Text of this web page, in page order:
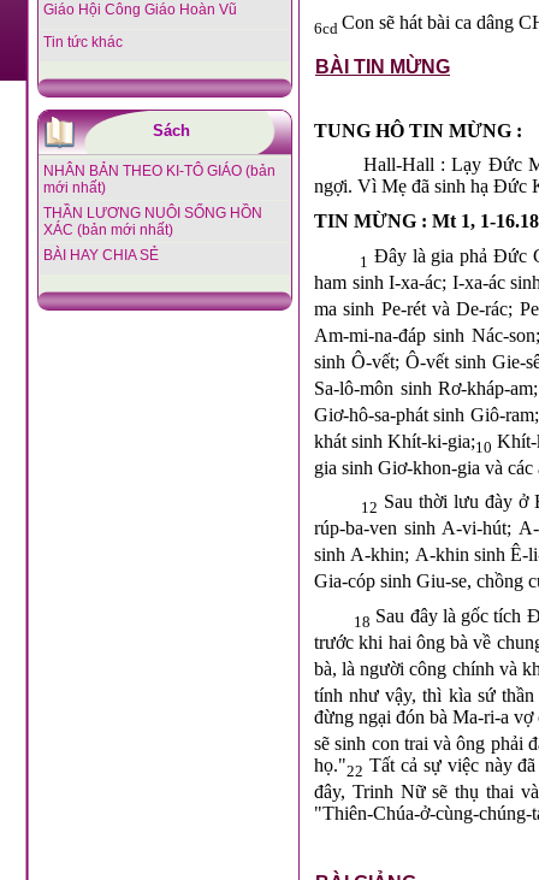
Giáo Hội Công Giáo Hoàn Vũ
Tin tức khác
Sách
NHÂN BẢN THEO KI-TÔ GIÁO (bản
mới nhất)
THẦN LƯƠNG NUÔI SỐNG HỒN
XÁC (bản mới nhất)
BÀI HAY CHIA SẺ
6cd Con sẽ hát bài ca dâng
BÀI TIN MỪNG
TUNG HÔ TIN MỪNG :
Hall-Hall : Lạy Đức
ngợi. Vì Mẹ đã sinh hạ Đức
TIN MỪNG : Mt 1, 1-
1 Đây là gia phả Đức
ham sinh I-xa-ác; I-xa-ác
ma sinh Pe-rét và De-rác;
Am-mi-na-đáp sinh Nác-
sinh Ô-vết; Ô-vết sinh Gie-
Sa-lô-môn sinh Rơ-kháp-
Giơ-hô-sa-phát sinh Giô-
khát sinh Khít-ki-gia;10 Khít-
gia sinh Giơ-khon-gia và
12 Sau thời lưu đày ở
rúp-ba-ven sinh A-vi-hút;
sinh A-khin; A-khin sinh Ê-
Gia-cóp sinh Giu-se, chồng
18 Sau đây là gốc tích
trước khi hai ông bà về
bà, là người công chính và
tính như vậy, thì kìa sứ
đừng ngại đón bà Ma-ri-a
sẽ sinh con trai và ông phải
họ."22 Tất cả sự việc này
đây, Trinh Nữ sẽ thụ thai
"Thiên-Chúa-ở-cùng-chúng-